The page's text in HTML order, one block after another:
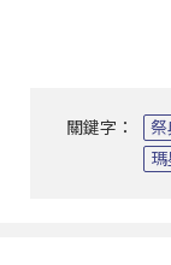
關鍵字： 祭